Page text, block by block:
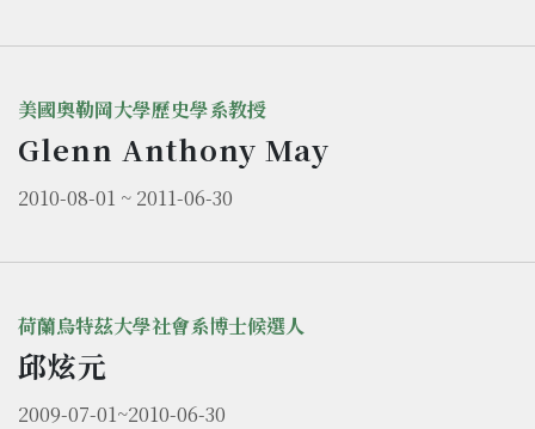
美國奧勒岡大學歷史學系教授
Glenn Anthony May
2010-08-01 ~ 2011-06-30
荷蘭烏特茲大學社會系博士候選人
邱炫元
2009-07-01~2010-06-30